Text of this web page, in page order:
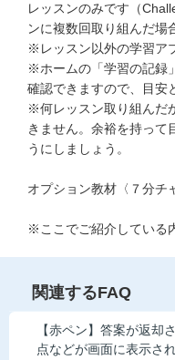
レッスンのみです（
ンに複数回取り組んだ場
※レッスン以外の学習ア
※ホームの「学習の記録
確認できますので、目安
※何レッスン取り組んだ
きません。余裕を持って
うにしましょう。
オプション教材〈７分チ
※ここでご紹介している
関連するFAQ
【赤ペン】答案が返却
点などが画面に表示さ